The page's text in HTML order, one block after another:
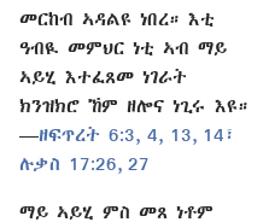
መርከብ ኣዳልዩ ነበረ። እቲ
ዓብዪ መምህር ነቲ ኣብ ማይ
ኣይሂ እተፈጸመ ነገራት
ክንዝክሮ ኸም ዘሎና ነጊሩ እዩ።​
—⁠ዘፍጥረት 6:3, 4,
13, 14፣
ሉቃስ 17:26, 27
ማይ ኣይሂ ምስ መጸ ነቶም